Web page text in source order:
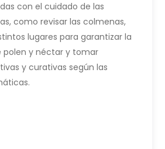
con el cuidado de las
como revisar las colmenas,
lugares para garantizar la
polen y néctar y tomar
y curativas según las